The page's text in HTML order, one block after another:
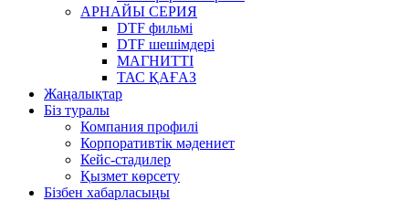
АРНАЙЫ СЕРИЯ
DTF фильмі
DTF шешімдері
МАГНИТТІ
ТАС ҚАҒАЗ
Жаңалықтар
Біз туралы
Компания профилі
Корпоративтік мәдениет
Кейс-стадилер
Қызмет көрсету
Бізбен хабарласыңы